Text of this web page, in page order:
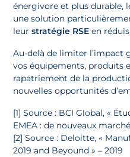
énergivore et plus durable,
une solution
leurstratégie RSE en
Au-delà de limiter l’impact
vos équipements, produits
rapatriement de la
nouvelles opportunités
[1] Source : BCI Global, «
EMEA : de nouveaux
[2] Source : Deloitte, «
2019 and Beyound » – 2019